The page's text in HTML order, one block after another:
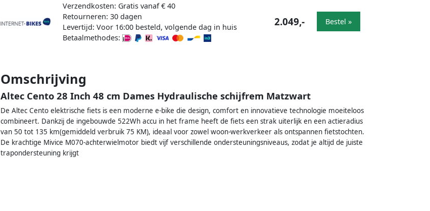
Verzendkosten: Gratis vanaf € 40
Retourneren: 30 dagen
Levertijd: Voor 16:00 besteld, volgende dag in huis
Betaalmethodes:
2.049,- Bestel »
Omschrijving
Altec Cento 28 Inch 48 cm Dames Hydraulische schijfrem Matzwart
De Altec Cento elektrische fiets is een moderne e-bike die design, comfort en innovatieve technologie moeiteloos
combineert. Dankzij de ingebouwde 522Wh accu in het frame heeft de fiets een strak uiterlijk en een actieradius
van 50 tot 135 km(gemiddeld verbruik 75 KM), ideaal voor zowel woon-werkverkeer als ontspannen fietstochten.
De krachtige Mivice M070-achterwielmotor biedt vijf verschillende ondersteuningsniveaus, zodat je altijd de juiste
trapondersteuning krijgt